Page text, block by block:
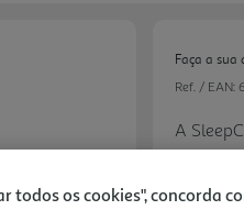
Faça a sua
Ref. / EAN:
A
com o
seu
todos os cookies", concorda